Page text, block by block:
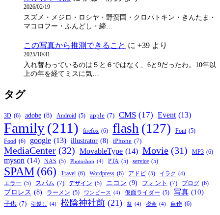
2026/02/19
スズメ・メジロ・ロシヤ・野蛮国・クロパトキン・きんたま・
マコロフー・ふんどし・締…
この写真から推測できること に +39 より
2025/10/31
入れ替わっているのは５と６ではなく、6と9だったわ。10年以
上の年を経てミスに気…
タグ
3D (6) adobe (8) Android (5) apple (7) CMS (17) Event (13)
Family(211) firefox (6) flash (127) Font (5)
Food (6) google (13) illustrator (8) iPhone (7)
MediaCenter (32) MovableType (14) Movie (31) MP3 (6)
myson (14) NAS (5) Photoshop (4) PTA (5) service (5)
SPAM (66) Travel (6) Wordpress (6) アドビ (5) イラク (4)
エラー (5) スパム (7) デザイン (5) ニコン (9) フォント (7) ブログ (6)
プロレス (8) ラーメン (5) ワンピース (4) 仮面ライダー (5) 写真 (10)
子供 (7) 引越し (4) 松陰神社前 (21) 祭 (4) 税金 (4) 自作 (6)